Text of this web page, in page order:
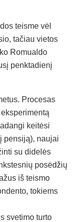
teisme vėl
tačiau vietos
Romualdo
penktadienį
Procesas
keitėsi
pensiją), naujai
su didelės
posėdžių
iš teismo
tokiems
svetimo turto